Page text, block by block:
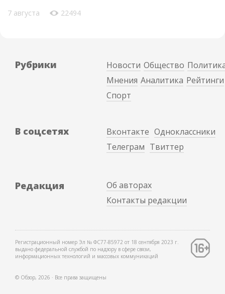
7 августа 22494
Рубрики Новости Общество
Мнения Аналитика Рейтинги
Спорт
В соцсетях Вконтакте Одноклассники
Телеграм Твиттер
Редакция
Об авторах
Контакты редакции
Регистрационный номер Эл № ФС77-85972 от 18 сентября 2023 г.
выдано федеральной службой по надзору в сфере связи,
информационных технологий и массовых коммуникаций
© Обзор, 2026 ∙ Все права защищены